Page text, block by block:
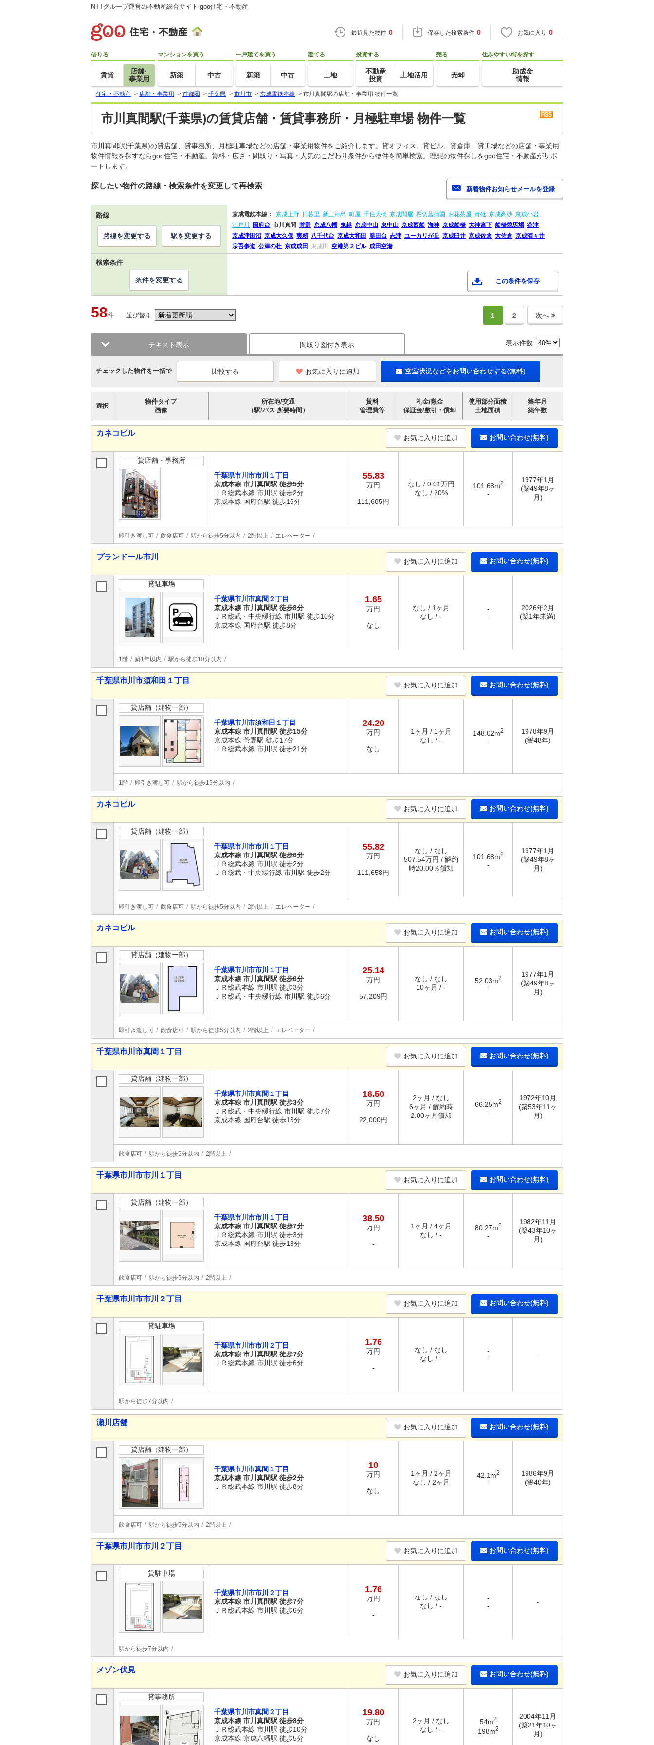
NTTグループ運営の不動産総合サイト goo住宅・不動産
最近見た物件 0 保存した検索条件 0 お気に入り 0
借りる
賃貸
店舗･
事業用
マンションを買う
新築 中古
一戸建てを買う
新築 中古
建てる
土地
投資する
不動産
投資
土地活用
売る
売却
住みやすい街を探す
助成金
情報
住宅・不動産 > 店舗・事業用 > 首都圏 > 千葉県 > 市川市 > 京成電鉄本線 > 市川真間駅の店舗・事業用 物件一覧
市川真間駅(千葉県)の賃貸店舗・賃貸事務所・月極駐車場 物件一覧
市川真間駅(千葉県)の貸店舗、貸事務所、月極駐車場などの店舗・事業用物件をご紹介します。貸オフィス、貸ビル、貸倉庫、貸工場などの店舗・事業用
物件情報を探すならgoo住宅・不動産。賃料・広さ・間取り・写真・人気のこだわり条件から物件を簡単検索。理想の物件探しをgoo住宅・不動産がサポ
ートします。
探したい物件の路線・検索条件を変更して再検索
路線 京成電鉄本線： 京成上野 日暮里 新三河島 町屋 千住大橋 京成関屋 堀切菖蒲園 お花茶屋 青砥 京成高砂 京成小岩
江戸川
国府台 市川真間 菅野 京成八幡 鬼越 京成中山 東中山 京成西船 海神 京成船橋 大神宮下 船橋競馬場 谷津
京成津田沼 京成大久保 実籾 八千代台 京成大和田 勝田台 志津 ユーカリが丘 京成臼井 京成佐倉 大佐倉 京成酒々井
宗吾参道 公津の杜 京成成田 東成田 空港第２ビル 成田空港
路線を変更する 駅を変更する
検索条件
この条件を保存
条件を変更する
58件 並び替え 1 2 次へ
テキスト表示 間取り図付き表示 表示件数
チェックした物件を一括で お気に入りに追加 空室状況などをお問い合わせする(無料)
選択
物件タイプ
画像
所在地/交通
（駅/バス 所要時間）
賃料
管理費等
礼金/敷金
保証金/敷引・償却
使用部分面積
土地面積
築年月
築年数
カネコビル
お気に入りに追加 お問い合わせ(無料)
貸店舗・事務所
千葉県市川市市川１丁目
京成本線 市川真間駅 徒歩5分
ＪＲ総武本線 市川駅 徒歩2分
京成本線 国府台駅 徒歩16分
55.83
万円
111,685円
なし / 0.01万円
なし / 20%
101.68m2
-
1977年1月
(築49年8ヶ
月)
即引き渡し可 飲食店可 駅から徒歩5分以内 2階以上 エレベーター
プランドール市川
お気に入りに追加 お問い合わせ(無料)
貸駐車場
千葉県市川市真間２丁目
京成本線 市川真間駅 徒歩8分
ＪＲ総武・中央緩行線 市川駅 徒歩10分
京成本線 国府台駅 徒歩8分
1.65
万円
なし
なし / 1ヶ月
なし / -
-
-
2026年2月
(築1年未満)
1階 築1年以内 駅から徒歩10分以内
千葉県市川市須和田１丁目
お気に入りに追加 お問い合わせ(無料)
貸店舗（建物一部）
千葉県市川市須和田１丁目
京成本線 市川真間駅 徒歩15分
京成本線 菅野駅 徒歩17分
ＪＲ総武本線 市川駅 徒歩21分
24.20
万円
なし
1ヶ月 / 1ヶ月
なし / -
148.02m2
-
1978年9月
(築48年)
1階 即引き渡し可 駅から徒歩15分以内
カネコビル
お気に入りに追加 お問い合わせ(無料)
貸店舗（建物一部）
千葉県市川市市川１丁目
京成本線 市川真間駅 徒歩6分
ＪＲ総武本線 市川駅 徒歩2分
ＪＲ総武・中央緩行線 市川駅 徒歩2分
55.82
万円
111,658円
なし / なし
507.54万円 / 解約
時20.00％償却
101.68m2
-
1977年1月
(築49年8ヶ
月)
即引き渡し可 飲食店可 駅から徒歩5分以内 2階以上 エレベーター
カネコビル
お気に入りに追加 お問い合わせ(無料)
貸店舗（建物一部）
千葉県市川市市川１丁目
京成本線 市川真間駅 徒歩6分
ＪＲ総武本線 市川駅 徒歩3分
ＪＲ総武・中央緩行線 市川駅 徒歩6分
25.14
万円
57,209円
なし / なし
10ヶ月 / -
52.03m2
-
1977年1月
(築49年8ヶ
月)
即引き渡し可 飲食店可 駅から徒歩5分以内 2階以上 エレベーター
千葉県市川市真間１丁目
お気に入りに追加 お問い合わせ(無料)
貸店舗（建物一部）
千葉県市川市真間１丁目
京成本線 市川真間駅 徒歩3分
ＪＲ総武・中央緩行線 市川駅 徒歩7分
京成本線 国府台駅 徒歩13分
16.50
万円
22,000円
2ヶ月 / なし
6ヶ月 / 解約時
2.00ヶ月償却
66.25m2
-
1972年10月
(築53年11ヶ
月)
飲食店可 駅から徒歩5分以内 2階以上
千葉県市川市市川１丁目
お気に入りに追加 お問い合わせ(無料)
貸店舗（建物一部）
千葉県市川市市川１丁目
京成本線 市川真間駅 徒歩7分
ＪＲ総武本線 市川駅 徒歩3分
京成本線 国府台駅 徒歩13分
38.50
万円
-
1ヶ月 / 4ヶ月
なし / -
80.27m2
-
1982年11月
(築43年10ヶ
月)
飲食店可 駅から徒歩5分以内 2階以上
千葉県市川市市川２丁目
お気に入りに追加 お問い合わせ(無料)
貸駐車場
千葉県市川市市川２丁目
京成本線 市川真間駅 徒歩7分
ＪＲ総武本線 市川駅 徒歩6分
1.76
万円
-
なし / なし
なし / -
-
-
-
駅から徒歩7分以内
瀬川店舗
お気に入りに追加 お問い合わせ(無料)
貸店舗（建物一部）
千葉県市川市真間１丁目
京成本線 市川真間駅 徒歩2分
ＪＲ総武本線 市川駅 徒歩8分
10
万円
なし
1ヶ月 / 2ヶ月
なし / 2ヶ月
42.1m2
-
1986年9月
(築40年)
飲食店可 駅から徒歩5分以内 2階以上
千葉県市川市市川２丁目
お気に入りに追加 お問い合わせ(無料)
貸駐車場
千葉県市川市市川２丁目
京成本線 市川真間駅 徒歩7分
ＪＲ総武本線 市川駅 徒歩6分
1.76
万円
-
なし / なし
なし / -
-
-
-
駅から徒歩7分以内
メゾン伏見
お気に入りに追加 お問い合わせ(無料)
貸事務所
千葉県市川市真間２丁目
京成本線 市川真間駅 徒歩8分
ＪＲ総武本線 市川駅 徒歩10分
京成本線 京成八幡駅 徒歩5分
19.80
万円
なし
2ヶ月 / なし
なし / -
54m2
198m2
2004年11月
(築21年10ヶ
月)